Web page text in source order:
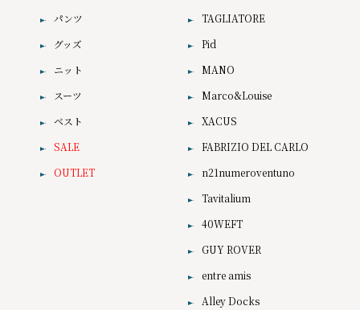
パンツ
グッズ
ニット
スーツ
ベスト
SALE
OUTLET
TAGLIATORE
Pid
MANO
Marco&Louise
XACUS
FABRIZIO DEL CARLO
n21numeroventuno
Tavitalium
40WEFT
GUY ROVER
entre amis
Alley Docks